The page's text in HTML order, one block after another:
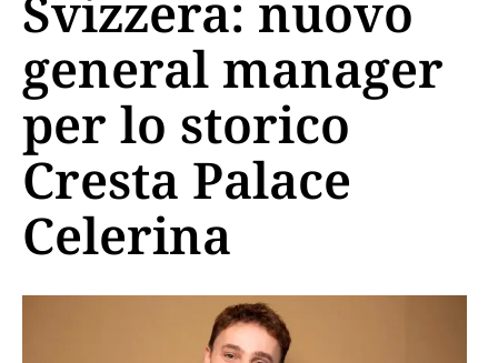
general manager
per lo storico
Cresta Palace
Celerina